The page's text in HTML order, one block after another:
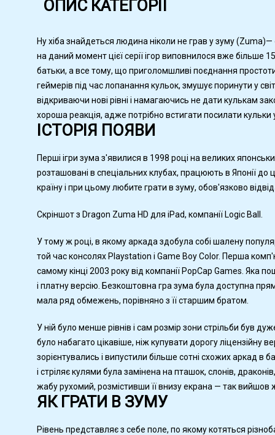
ОПИС КАТЕГОРІЇ
Ну хіба знайдеться людина ніколи не грав у зуму
на даний момент цієї серії ігор виповнилося вже більше
батьки, а все тому, що приголомшливі поєднання
геймерів під час лопанання кульок, змушує поринути у
відкриваючи нові рівні і намагаючись не дати кулькам
хороша реакція, адже потрібно встигати посилати кульки
ІСТОРІЯ ПОЯВИ
Перші ігри зума з'явилися в 1998 році на великих
розташовані в спеціальних клубах, працюють в Японії до
країну і при цьому любите грати в зуму, обов'язково
Скріншот з Dragon Zuma HD для iPad, компанії Logic Ball.
У тому ж році, в якому аркада здобула собі шалену
той час консолях Playstation і Game Boy Color. Перша
самому кінці 2003 року від компанії PopCap Games. Яка
і платну версію. Безкоштовна гра зума була доступна
мала ряд обмежень, порівняно з її старшим братом.
У ній було менше рівнів і сам розмір зони стрільби був
було набагато цікавіше, ніж купувати дорогу ліцензійну
зорієнтувались і випустили більше сотні схожих аркад
і стріляє кулями була замінена на пташок, слонів,
жабу рухомий, розмістивши її внизу екрана — так вийшов
ЯК ГРАТИ В ЗУМУ
Рівень представляє з себе поле, по якому котяться